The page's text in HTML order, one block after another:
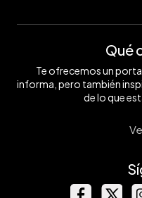
Qué
Te ofrecemos un
informa, pero también
de lo que